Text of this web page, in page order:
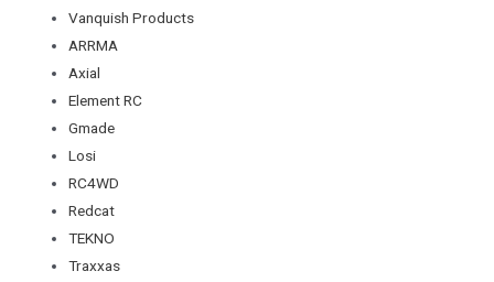
Vanquish Products
ARRMA
Axial
Element RC
Gmade
Losi
RC4WD
Redcat
TEKNO
Traxxas